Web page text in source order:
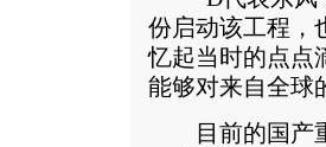
份启动该工程，
忆起当时的点点
能够对来自全球
目前的国产重